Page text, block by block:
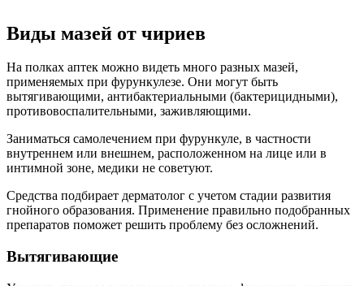
Виды мазей от чириев
На полках аптек можно видеть много разных мазей,
применяемых при фурункулезе. Они могут быть
вытягивающими, антибактериальными (бактерицидными),
противовоспалительными, заживляющими.
Заниматься самолечением при фурункуле, в частности
внутреннем или внешнем, расположенном на лице или в
интимной зоне, медики не советуют.
Средства подбирает дерматолог с учетом стадии развития
гнойного образования. Применение правильно подобранных
препаратов поможет решить проблему без осложнений.
Вытягивающие